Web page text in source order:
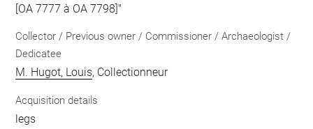
[OA 7777 à OA 7798]"
Collector / Previous owner / Commissioner / Archaeologist /
Dedicatee
M. Hugot, Louis, Collectionneur
Acquisition details
legs